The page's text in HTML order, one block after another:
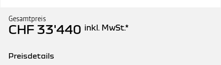
Gesamtpreis
CHF 33'440 inkl. MwSt.*
Preisdetails